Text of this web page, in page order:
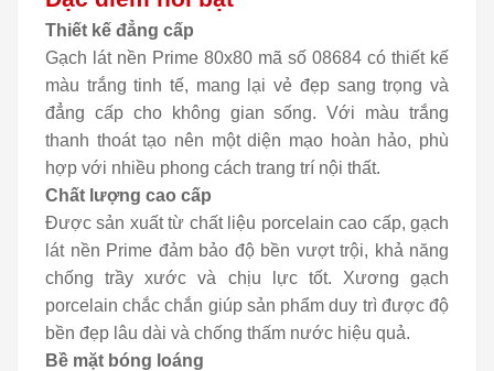
Thiết kế đẳng cấp
Gạch lát nền Prime 80x80 mã số 08684 có thiết kế
màu trắng tinh tế, mang lại vẻ đẹp sang trọng và
đẳng cấp cho không gian sống. Với màu trắng
thanh thoát tạo nên một diện mạo hoàn hảo, phù
hợp với nhiều phong cách trang trí nội thất.
Chất lượng cao cấp
Được sản xuất từ chất liệu porcelain cao cấp, gạch
lát nền Prime đảm bảo độ bền vượt trội, khả năng
chống trầy xước và chịu lực tốt. Xương gạch
porcelain chắc chắn giúp sản phẩm duy trì được độ
bền đẹp lâu dài và chống thấm nước hiệu quả.
Bề mặt bóng loáng